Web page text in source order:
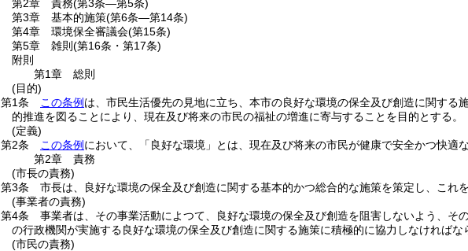
第2章
責務(第3条―第5条)
第3章
基本的施策(第6条―第14条)
第4章
環境保全審議会(第15条)
第5章
雑則 (第16条・第17条)
附則
第1章
総則
(目的)
第1条
この条例 は、市民生活優先の見地に立ち、本市の良好な環境の保全及び創造に関す
的推進を図ることにより、現在及び将来の市民の福祉の増進に寄与することを目的とする。
(定義)
第2条
この条例 において、「良好な環境」とは、現在及び将来の市民が健康で安全かつ快適
第2章
責務
(市長の責務)
第3条
市長は、良好な環境の保全及び創造に関する基本的かつ総合的な施策を策定し、これ
(事業者の責務)
第4条
事業者は、その事業活動によつて、良好な環境の保全及び創造を阻害しないよう、
の行政機関が実施する良好な環境の保全及び創造に関する施策に積極的に協力しなければな
(市民の責務)